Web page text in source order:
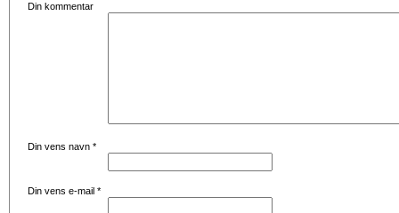
Din kommentar
Din vens navn *
Din vens e-mail *